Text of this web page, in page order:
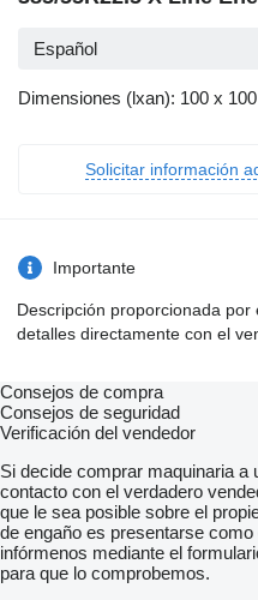
Español
Dimensiones (lxan): 100 x
Solicitar información
Importante
Descripción proporcionada
detalles directamente con el
Consejos de compra
Consejos de seguridad
Verificación del vendedor
Si decide comprar maquinaria a
contacto con el verdadero
que le sea posible sobre el
de engaño es presentarse
infórmenos mediante el
para que lo comprobemos.